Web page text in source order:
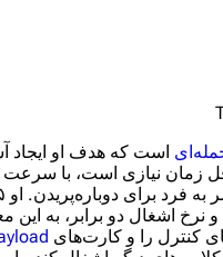
است که هدف او ایجاد
زمان نیازی است، با سرعت
و نرخ اشغال دو برابر، به
کنترل را و کارت‌های